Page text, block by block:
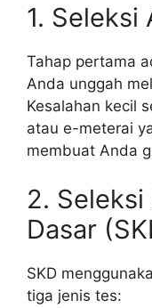
1. Seleksi
Tahap pertama
Anda unggah
Kesalahan kecil
atau e-meterai
membuat Anda
2.
Dasar
SKD
tiga jenis tes: